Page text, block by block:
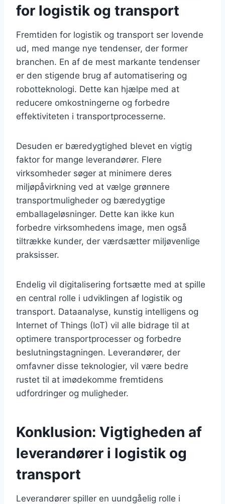
for logistik og transport
Fremtiden for logistik og transport ser lovende
ud, med mange nye tendenser, der former
branchen. En af de mest markante tendenser
er den stigende brug af automatisering og
robotteknologi. Dette kan hjælpe med at
reducere omkostningerne og forbedre
effektiviteten i transportprocesserne.
Desuden er bæredygtighed blevet en vigtig
faktor for mange leverandører. Flere
virksomheder søger at minimere deres
miljøpåvirkning ved at vælge grønnere
transportmuligheder og bæredygtige
emballageløsninger. Dette kan ikke kun
forbedre virksomhedens image, men også
tiltrække kunder, der værdsætter miljøvenlige
praksisser.
Endelig vil digitalisering fortsætte med at spille
en central rolle i udviklingen af logistik og
transport. Dataanalyse, kunstig intelligens og
Internet of Things (IoT) vil alle bidrage til at
optimere transportprocesser og forbedre
beslutningstagningen. Leverandører, der
omfavner disse teknologier, vil være bedre
rustet til at imødekomme fremtidens
udfordringer og muligheder.
Konklusion: Vigtigheden af
leverandører i logistik og
transport
Leverandører spiller en uundgåelig rolle i